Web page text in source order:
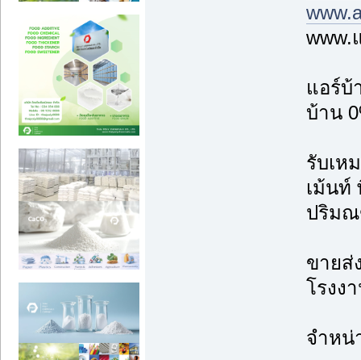
www.
แอร์บ้
บ้าน
รับเห
เม้นท์
ปริม
ขายส่
โรงง
จำหน่